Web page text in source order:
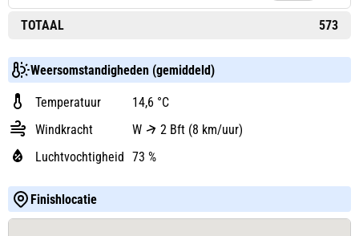
TOTAAL 573
Weersomstandigheden (gemiddeld)
Temperatuur
14,6 °C
Windkracht
W
2 Bft (8 km/uur)
Luchtvochtigheid 73 %
Finishlocatie